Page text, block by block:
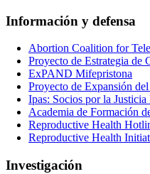
Información y defensa
Abortion Coalition for
Proyecto de Estrategia
ExPAND Mifepristona
Proyecto de Expansión
Ipas: Socios por la
Academia de Formación
Reproductive Health
Reproductive Health
Investigación